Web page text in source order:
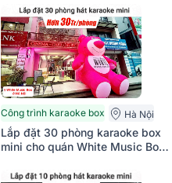
Công trình karaoke box Hà Nội
Lắp đặt 30 phòng karaoke box
mini cho quán White Music Box
BKSound DKA 5500,…)